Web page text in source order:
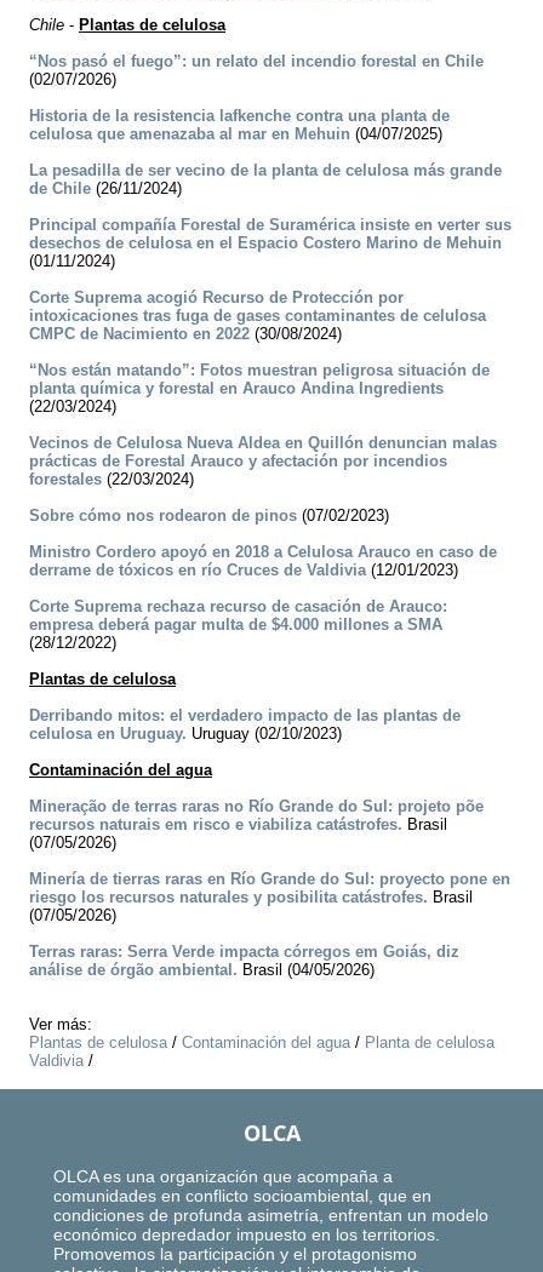
Chile - Plantas de celulosa
“Nos pasó el fuego”: un relato del incendio forestal en Chile
(02/07/2026)
Historia de la resistencia lafkenche contra una planta de
celulosa que amenazaba al mar en Mehuin (04/07/2025)
La pesadilla de ser vecino de la planta de celulosa más grande
de Chile (26/11/2024)
Principal compañía Forestal de Suramérica insiste en verter sus
desechos de celulosa en el Espacio Costero Marino de Mehuin
(01/11/2024)
Corte Suprema acogió Recurso de Protección por
intoxicaciones tras fuga de gases contaminantes de celulosa
CMPC de Nacimiento en 2022 (30/08/2024)
“Nos están matando”: Fotos muestran peligrosa situación de
planta química y forestal en Arauco Andina Ingredients
(22/03/2024)
Vecinos de Celulosa Nueva Aldea en Quillón denuncian malas
prácticas de Forestal Arauco y afectación por incendios
forestales (22/03/2024)
Sobre cómo nos rodearon de pinos (07/02/2023)
Ministro Cordero apoyó en 2018 a Celulosa Arauco en caso de
derrame de tóxicos en río Cruces de Valdivia(12/01/2023)
Corte Suprema rechaza recurso de casación de Arauco:
empresa deberá pagar multa de $4.000 millones a SMA
(28/12/2022)
Plantas de celulosa
Derribando mitos: el verdadero impacto de las plantas de
celulosa en Uruguay. Uruguay (02/10/2023)
Contaminación del agua
Mineração de terras raras no Río Grande do Sul: projeto põe
recursos naturais em risco e viabiliza catástrofes. Brasil
(07/05/2026)
Minería de tierras raras en Río Grande do Sul: proyecto pone en
riesgo los recursos naturales y posibilita catástrofes. Brasil
(07/05/2026)
Terras raras: Serra Verde impacta córregos em Goiás, diz
análise de órgão ambiental. Brasil (04/05/2026)
Ver más:
Plantas de celulosa/ Contaminación del agua/ Planta de celulosa
Valdivia/
OLCA
OLCA es una organización que acompaña a
comunidades en conflicto socioambiental, que en
condiciones de profunda asimetría, enfrentan un modelo
económico depredador impuesto en los territorios.
Promovemos la participación y el protagonismo